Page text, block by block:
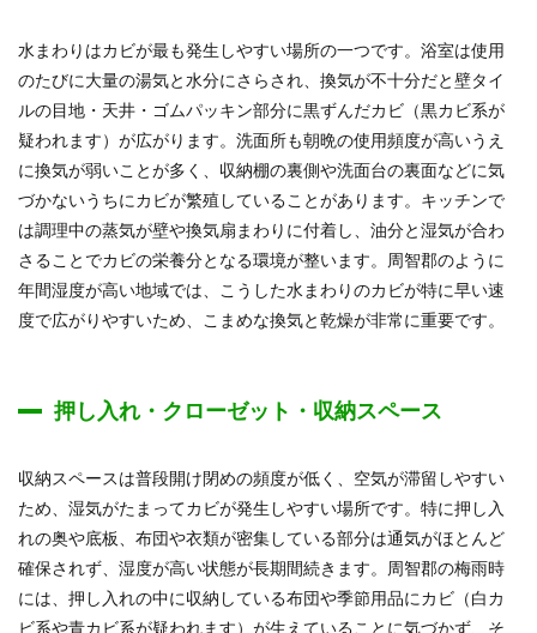
水まわりはカビが最も発生しやすい場所の一つです。浴室は使用
のたびに大量の湯気と水分にさらされ、換気が不十分だと壁タイ
ルの目地・天井・ゴムパッキン部分に黒ずんだカビ（黒カビ系が
疑われます）が広がります。洗面所も朝晩の使用頻度が高いうえ
に換気が弱いことが多く、収納棚の裏側や洗面台の裏面などに気
づかないうちにカビが繁殖していることがあります。キッチンで
は調理中の蒸気が壁や換気扇まわりに付着し、油分と湿気が合わ
さることでカビの栄養分となる環境が整います。周智郡のように
年間湿度が高い地域では、こうした水まわりのカビが特に早い速
度で広がりやすいため、こまめな換気と乾燥が非常に重要です。
押し入れ・クローゼット・収納スペース
収納スペースは普段開け閉めの頻度が低く、空気が滞留しやすい
ため、湿気がたまってカビが発生しやすい場所です。特に押し入
れの奥や底板、布団や衣類が密集している部分は通気がほとんど
確保されず、湿度が高い状態が長期間続きます。周智郡の梅雨時
には、押し入れの中に収納している布団や季節用品にカビ（白カ
ビ系や青カビ系が疑われます）が生えていることに気づかず、そ